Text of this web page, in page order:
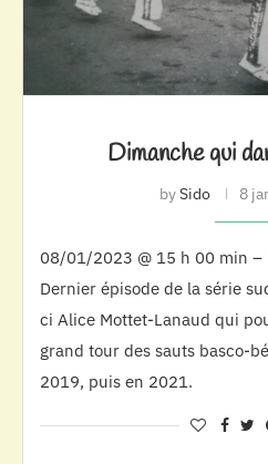
Dimanche qui
bySido 8
08/01/2023 @ 15 h 00 min
Dernier épisode de la série
ci Alice Mottet-Lanaud qui
grand tour des sauts basco-
2019, puis en 2021.